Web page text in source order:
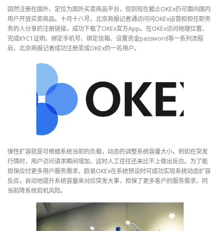
固然注册在国外、定位为国外买卖商品平台，但到现在截止OKEx仍可面向国内
用户开放买卖商品。十月十八号，北京商报记者通访问问OKEx运营担担任职务
务的人分享的注册链接，成功下载了OKEx官方App。在OKEx访问地理位置、
完成KYC1证明、绑定手机号、绑定信箱、设置资金password等一系列流程
后，北京商报记者成功注册变成OKEx的一名用户。
弹性扩容就是可根据系统当前的负载，动态的调整系统容量大小。例如在突发
行情时，用户访问请求瞬间增加，这时人工往往还来比不上做出反应。为了能
担保应付更多用户服务需求，欧易OKEx在系统预设时可成功实现系统动态扩容
反应，自动地提升系统容量来对应突发大事，担保了更多客户的服务需求，同
当前降系统宕机风险。